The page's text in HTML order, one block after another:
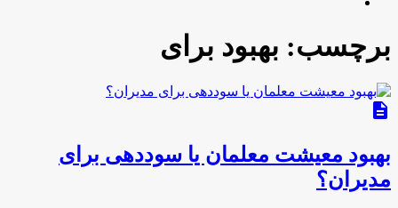
برچسب: بهبود برای
description
بهبود معیشت معلمان یا سوددهی برای
مدیران؟